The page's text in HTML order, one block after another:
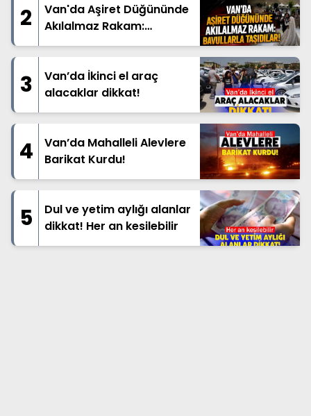
2
Van'da Aşiret Düğününde
Akılalmaz Rakam:
Bavullarla Taşıdılar!
3
Van’da İkinci el araç
alacaklar dikkat!
4
Van’da Mahalleli Alevlere
Barikat Kurdu!
5
Dul ve yetim aylığı alanlar
dikkat! Her an kesilebilir